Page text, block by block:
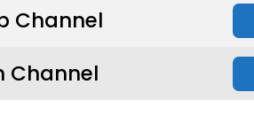
Channel
Channel